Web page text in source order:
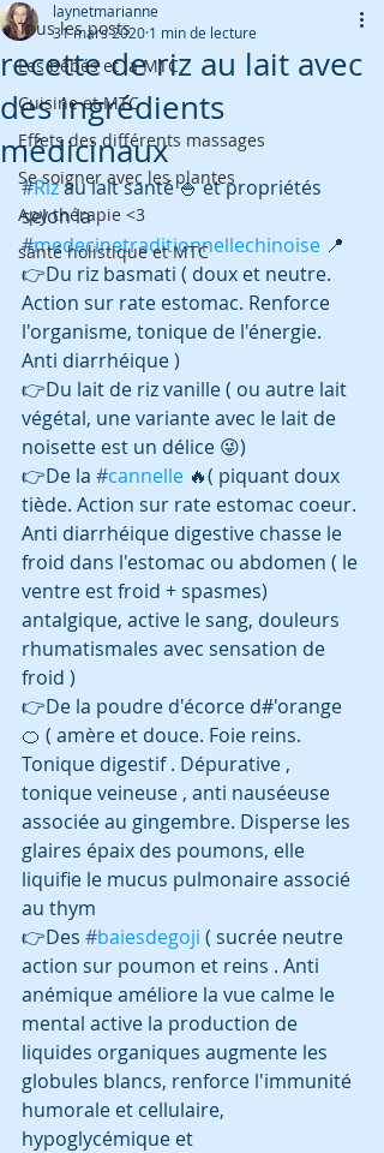
Tous les posts
Les bébés et la MTC
Cuisine et MTC
Effets des différents massages
Se soigner avec les plantes
Apy thérapie <3
santé holistique et MTC
recette de riz au lait avec
des ingrédients
médicinaux
laynetmarianne
31 mars 2020 1 min de lecture
#Riz au lait santé 🍚 et propriétés
selon la
#medecinetraditionnellechinoise 📍
👉Du riz basmati ( doux et neutre.
Action sur rate estomac. Renforce
l'organisme, tonique de l'énergie.
Anti diarrhéique )
👉Du lait de riz vanille ( ou autre lait
végétal, une variante avec le lait de
noisette est un délice 😜)
👉De la #cannelle 🔥( piquant doux
tiède. Action sur rate estomac coeur.
Anti diarrhéique digestive chasse le
froid dans l'estomac ou abdomen ( le
ventre est froid + spasmes)
antalgique, active le sang, douleurs
rhumatismales avec sensation de
froid )
👉De la poudre d'écorce d#'orange
🍊 ( amère et douce. Foie reins.
Tonique digestif . Dépurative ,
tonique veineuse , anti nauséeuse
associée au gingembre. Disperse les
glaires épaix des poumons, elle
liquifie le mucus pulmonaire associé
au thym
👉Des #baiesdegoji ( sucrée neutre
action sur poumon et reins . Anti
anémique améliore la vue calme le
mental active la production de
liquides organiques augmente les
globules blancs, renforce l'immunité
humorale et cellulaire,
hypoglycémique et